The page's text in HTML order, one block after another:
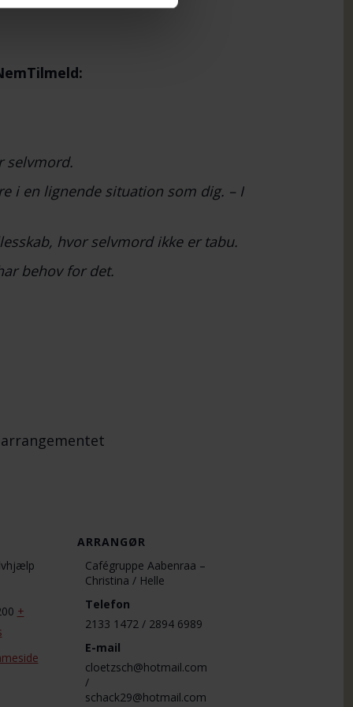
selvmord.
i en lignende situation som dig. – I
hvor selvmord ikke er tabu.
behov for det.
+
ARRANGØR
Cafégruppe Aabenraa –
Christina / Helle
Telefon
2133 1472 / 2894 6989
E-mail
cloetzsch@hotmail.com
/
schack29@hotmail.com